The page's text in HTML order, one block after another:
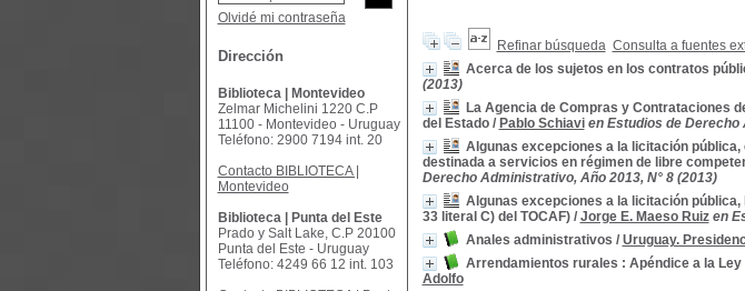
Refinar búsqueda Consulta a fuentes
Acerca de los sujetos en los contratos
(2013)
La Agencia de Compras y Contrataciones
del Estado/ Pablo Schiavi en Estudios de Derecho
Algunas excepciones a la licitación
destinada a servicios en régimen de libre
Derecho Administrativo, Año 2013, N° 8 (2013)
Algunas excepciones a la licitación
33 literal C) del TOCAF)/ Jorge E. Maeso Ruiz en
Anales administrativos / Uruguay.
Arrendamientos rurales : Apéndice a la Ley
Adolfo
Olvidé mi contraseña
Dirección
Biblioteca | Montevideo
Zelmar Michelini 1220 C.P
11100 - Montevideo - Uruguay
Teléfono: 2900 7194 int. 20
Contacto BIBLIOTECA |
Montevideo
Biblioteca | Punta del Este
Prado y Salt Lake, C.P 20100
Punta del Este - Uruguay
Teléfono: 4249 66 12 int. 103